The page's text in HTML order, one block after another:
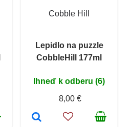
Cobble Hill
Lepidlo na puzzle
CobbleHill 177ml
Ihneď k odberu (6)
8,00 €